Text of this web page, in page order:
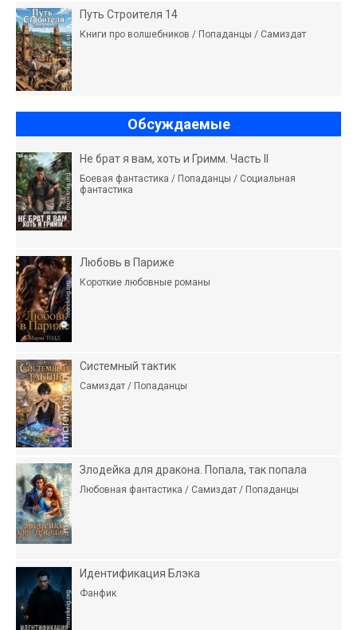
Путь Строителя 14
Книги про волшебников / Попаданцы / Самиздат
Обсуждаемые
Не брат я вам, хоть и Гримм. Часть II
Боевая фантастика / Попаданцы / Социальная
фантастика
Любовь в Париже
Короткие любовные романы
Системный тактик
Самиздат / Попаданцы
Злодейка для дракона. Попала, так попала
Любовная фантастика / Самиздат / Попаданцы
Идентификация Блэка
Фанфик